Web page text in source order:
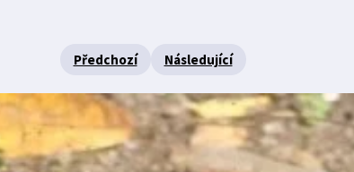
Předchozí Následující